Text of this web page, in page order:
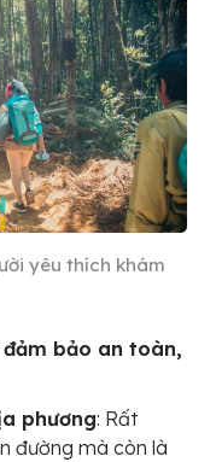
yêu thích khám
bảo an toàn,
phương: Rất
đường mà còn là